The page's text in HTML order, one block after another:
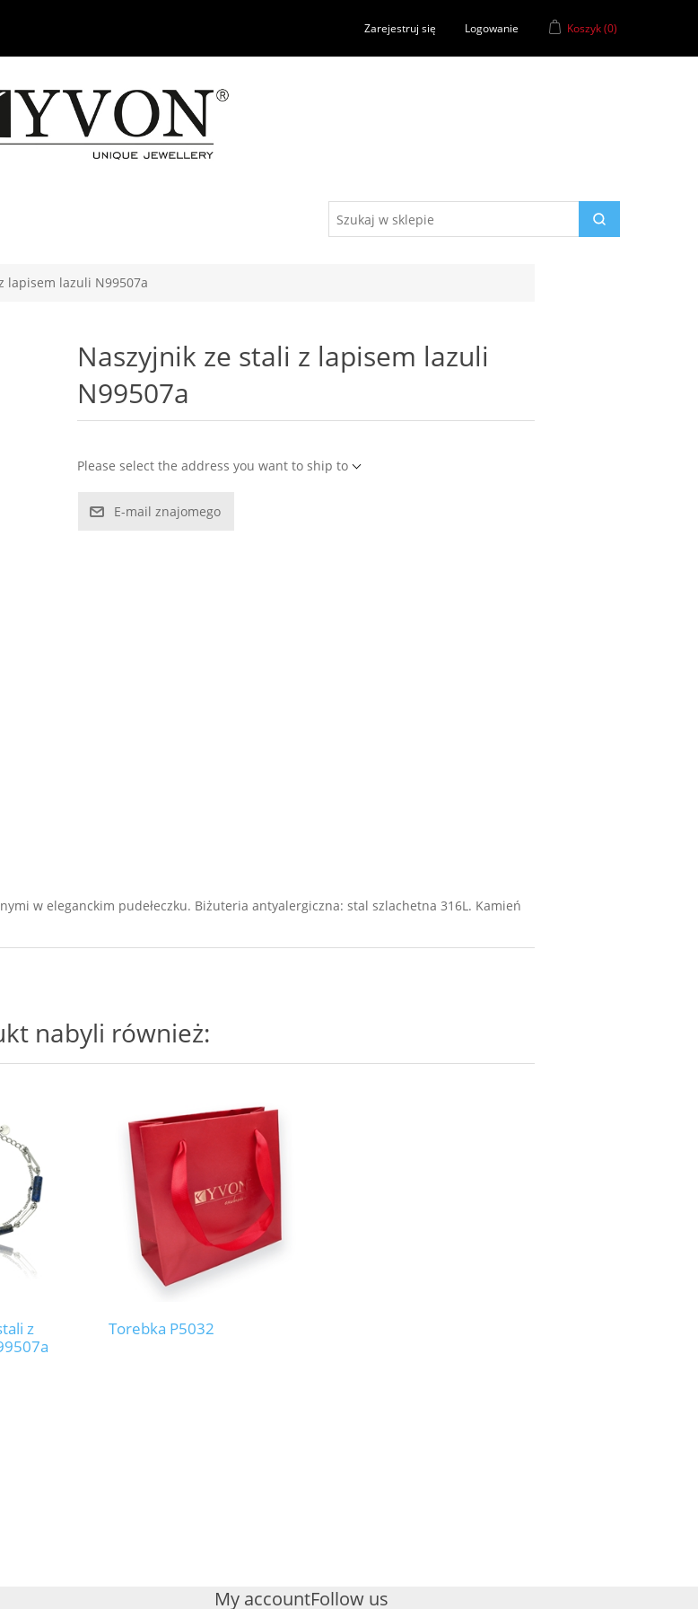
Zarejestruj się Logowanie Koszyk(0)
lapisem lazuli N99507a
Naszyjnik ze stali z lapisem lazuli
N99507a
Please select the address you want to ship to
E-mail znajomego
w eleganckim pudełeczku. Biżuteria antyalergiczna: stal szlachetna 316L. Kamień
nabyli również:
z
Torebka P5032
My accountFollow us